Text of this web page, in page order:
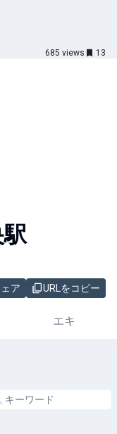
685 views 13
駅
ア URLをコピー
エキ